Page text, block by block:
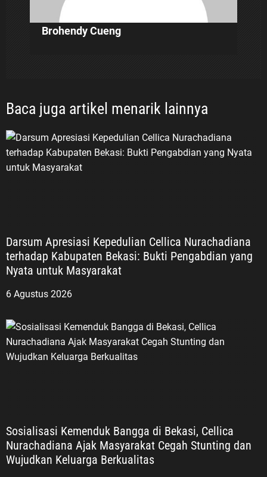
Brohendy Cueng
Baca juga artikel menarik lainnya
Darsum Apresiasi Kepedulian Cellica Nurachadiana
terhadap Kabupaten Bekasi: Bukti Pengabdian yang
Nyata untuk Masyarakat
6 Agustus 2026
Sosialisasi Kemenduk Bangga di Bekasi, Cellica
Nurachadiana Ajak Masyarakat Cegah Stunting dan
Wujudkan Keluarga Berkualitas